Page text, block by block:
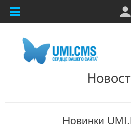
Новинки